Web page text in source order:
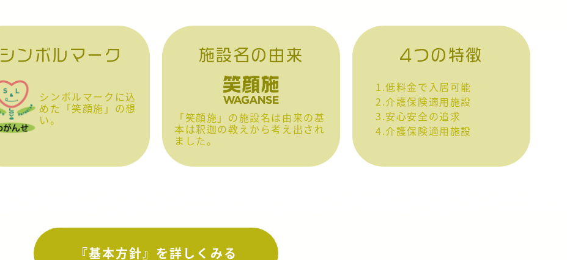
シンボルマーク
シンボルマークに込
めた「笑顔施」の想
い。
施設名の由来
「笑顔施」の施設名は由来の基
本は釈迦の教えから考え出され
ました。
4つの特徴
1.低料金で入居可能
2.介護保険適用施設
3.安心安全の追求
4.介護保険適用施設
『基本方針』を詳しくみる